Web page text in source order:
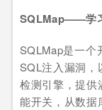
SQLMap——学
SQLMap是一个
SQL注入漏洞，
检测引擎，提供
能开关，从数据